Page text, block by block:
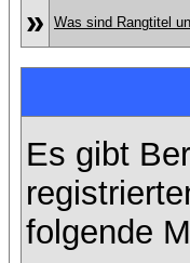
» Was sind Rangtitel
Es gibt
folgende